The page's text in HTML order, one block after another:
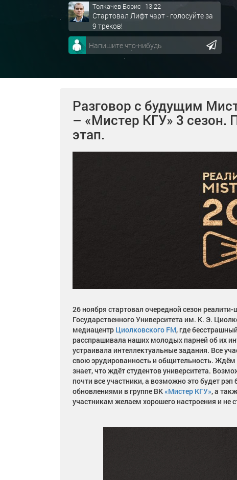
Толкачев Борис 13:22
Стартовал Лифт чарт - голосуйте за
9 треков!
Разговор с будущим
– «Мистер КГУ» 3 сезон.
этап.
26 ноября стартовал очередной сезон
Государственного Университета им. К. Э.
медиацентр Циолковского FM, где
расспрашивала наших молодых парней об их
устраивала интеллектуальные задания. Все
свою эрудированность и общительность.
знает, что ждёт студентов университета.
почти все участники, а возможно это будет
обновлениями в группе ВК«Мистер КГУ», а
участникам желаем хорошего настроения и не